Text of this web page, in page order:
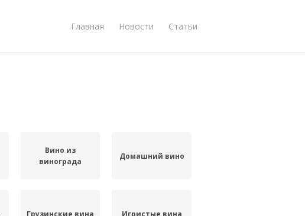
Главная Новости Статьи
Вино из
винограда
Домашний вино
Грузинские вина Игристые вина